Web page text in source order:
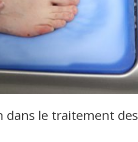
dans le traitement des